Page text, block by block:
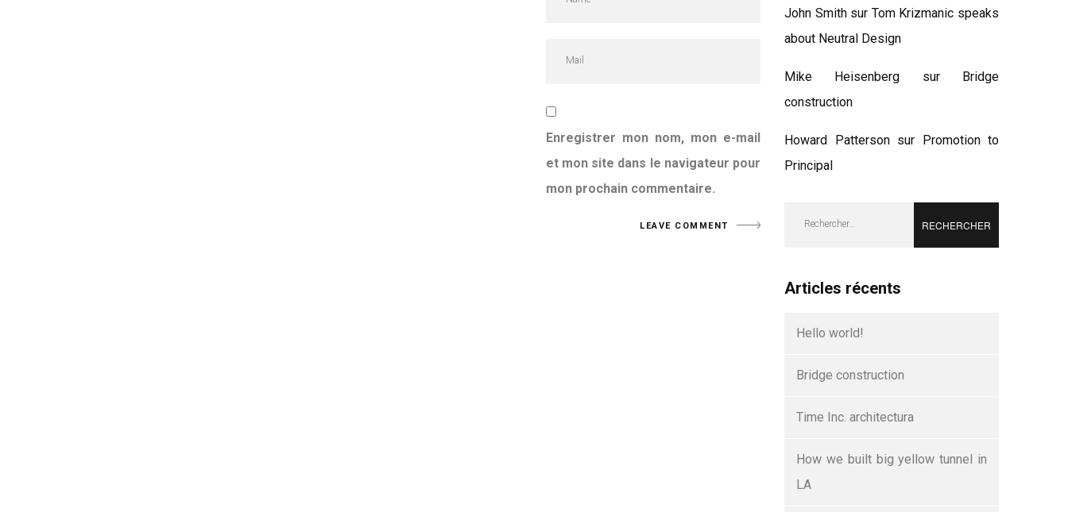
Enregistrer mon nom, mon e-mail
et mon site dans le navigateur pour
mon prochain commentaire.
John Smithsur Tom Krizmanic speaks
about Neutral Design
Mike Heisenberg sur Bridge
construction
Howard Pattersonsur Promotion to
Principal
Articles récents
Hello world!
Bridge construction
Time Inc. architectura
How we built big yellow tunnel in
LA